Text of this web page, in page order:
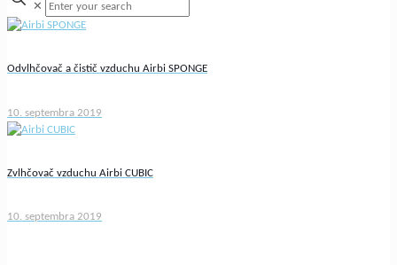
✕
Odvlhčovač a čistič vzduchu Airbi SPONGE
10. septembra 2019
Zvlhčovač vzduchu Airbi CUBIC
10. septembra 2019